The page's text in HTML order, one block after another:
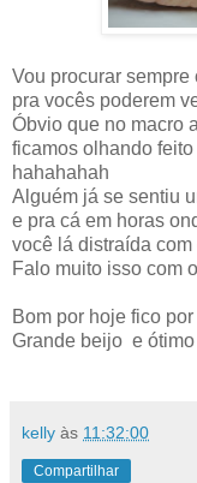
Vou procurar
pra vocês poderem
Óbvio que no macro
ficamos olhando
hahahahah
Alguém já se sentiu
e pra cá em horas
você lá distraída
Falo muito isso com
Bom por hoje fico
Grande beijo e
kelly às 11:32:00
Compartilhar